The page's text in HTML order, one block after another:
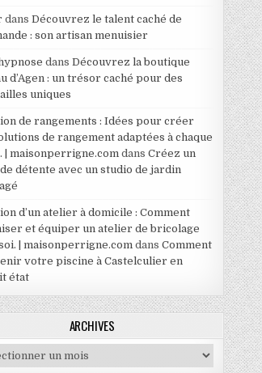
dans Découvrez le talent caché de
: son artisan menuisier
dans Découvrez la boutique
d’Agen : un trésor caché pour des
uniques
de rangements : Idées pour créer
de rangement adaptées à chaque
| maisonperrigne.comdans Créez un
détente avec un studio de jardin
d’un atelier à domicile : Comment
et équiper un atelier de bricolage
| maisonperrigne.comdans Comment
votre piscine à Castelculier en
état
ARCHIVES